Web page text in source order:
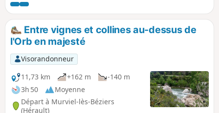
Entre vignes et collines au-dessus de
l'Orb en majesté
Visorandonneur
11,73 km
+162 m
-140 m
3h 50
Moyenne
Départ à Murviel-lès-Béziers
(Hérault)